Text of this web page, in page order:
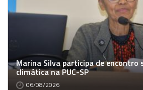
Marina Silva participa de encontro
climática na PUC-SP
06/08/2026